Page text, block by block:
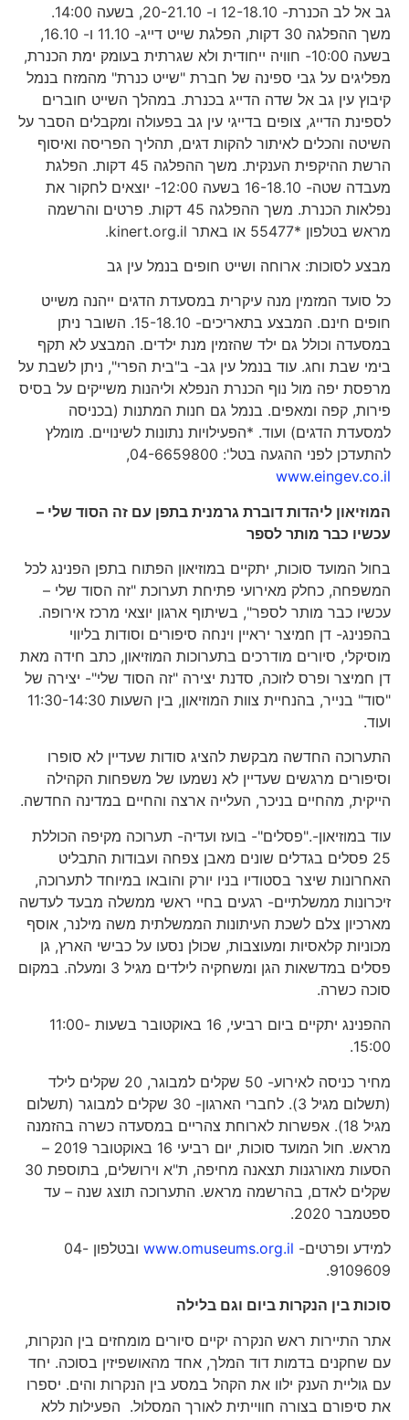
גב אל לב הכנרת- 12-18.10 ו- 20-21.10, בשעה 14:00.
משך ההפלגה 30 דקות, הפלגת שייט דייג- 11.10 ו- 16.10,
בשעה 10:00- חוויה ייחודית ולא שגרתית בעומק ימת הכנרת,
מפליגים על גבי ספינה של חברת "שייט כנרת" מהמזח בנמל
קיבוץ עין גב אל שדה הדייג בכנרת. במהלך השייט חוברים
לספינת הדייג, צופים בדייגי עין גב בפעולה ומקבלים הסבר על
השיטה והכלים לאיתור להקות דגים, תהליך הפריסה ואיסוף
הרשת ההיקפית הענקית. משך ההפלגה 45 דקות. הפלגת
מעבדה שטה- 16-18.10 בשעה 12:00- יוצאים לחקור את
נפלאות הכנרת. משך ההפלגה 45 דקות. פרטים והרשמה
מראש בטלפון *55477 או באתר kinert.org.il.
מבצע לסוכות: ארוחה ושייט חופים בנמל עין גב
כל סועד המזמין מנה עיקרית במסעדת הדגים ייהנה משייט
חופים חינם. המבצע בתאריכים- 15-18.10. השובר ניתן
במסעדה וכולל גם ילד שהזמין מנת ילדים. המבצע לא תקף
בימי שבת וחג. עוד בנמל עין גב- ב"בית הפרי", ניתן לשבת על
מרפסת יפה מול נוף הכנרת הנפלא וליהנות משייקים על בסיס
פירות, קפה ומאפים. בנמל גם חנות המתנות (בכניסה
למסעדת הדגים) ועוד. *הפעילויות נתונות לשינויים. מומלץ
להתעדכן לפני ההגעה בטל': 04-6659800,
www.eingev.co.il
המוזיאון ליהדות דוברת גרמנית בתפן עם זה הסוד שלי –
עכשיו כבר מותר לספר
בחול המועד סוכות, יתקיים במוזיאון הפתוח בתפן הפנינג לכל
המשפחה, כחלק מאירועי פתיחת תערוכת "זה הסוד שלי –
עכשיו כבר מותר לספר", בשיתוף ארגון יוצאי מרכז אירופה.
בהפנינג- דן חמיצר יראיין וינחה סיפורים וסודות בליווי
מוסיקלי, סיורים מודרכים בתערוכות המוזיאון, כתב חידה מאת
דן חמיצר ופרס לזוכה, סדנת יצירה "זה הסוד שלי"- יצירה של
"סוד" בנייר, בהנחיית צוות המוזיאון, בין השעות 11:30-14:30
ועוד.
התערוכה החדשה מבקשת להציג סודות שעדיין לא סופרו
וסיפורים מרגשים שעדיין לא נשמעו של משפחות הקהילה
הייקית, מהחיים בניכר, העלייה ארצה והחיים במדינה החדשה.
עוד במוזיאון-."פסלים"- בועז ועדיה- תערוכה מקיפה הכוללת
25 פסלים בגדלים שונים מאבן צפחה ועבודות התבליט
האחרונות שיצר בסטודיו בניו יורק והובאו במיוחד לתערוכה,
זיכרונות ממשלתיים- רגעים בחיי ראשי ממשלה מבעד לעדשה
מארכיון צלם לשכת העיתונות הממשלתית משה מילנר, אוסף
מכוניות קלאסיות ומעוצבות, שכולן נסעו על כבישי הארץ, גן
פסלים במדשאות הגן ומשחקיה לילדים מגיל 3 ומעלה. במקום
סוכה כשרה.
ההפנינג יתקיים ביום רביעי, 16 באוקטובר בשעות 11:00-
15:00.
מחיר כניסה לאירוע- 50 שקלים למבוגר, 20 שקלים לילד
(תשלום מגיל 3). לחברי הארגון- 30 שקלים למבוגר (תשלום
מגיל 18). אפשרות לארוחת צהריים במסעדה כשרה בהזמנה
מראש. חול המועד סוכות, יום רביעי 16 באוקטובר 2019 –
הסעות מאורגנות תצאנה מחיפה, ת"א וירושלים, בתוספת 30
שקלים לאדם, בהרשמה מראש. התערוכה תוצג שנה – עד
ספטמבר 2020.
למידע ופרטים-www.omuseums.org.il
ובטלפון 04-
9109609.
סוכות בין הנקרות ביום וגם בלילה
אתר התיירות ראש הנקרה יקיים סיורים מומחזים בין הנקרות,
עם שחקנים בדמות דוד המלך, אחד מהאושפיזין בסוכה. יחד
עם גוליית הענק ילוו את הקהל במסע בין הנקרות והים. יספרו
את סיפורם בצורה חווייתית לאורך המסלול. הפעילות ללא